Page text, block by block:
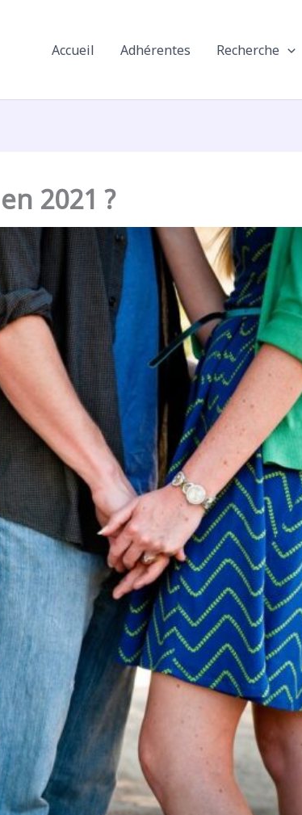
Accueil Adhérentes Recherche
2021 ?